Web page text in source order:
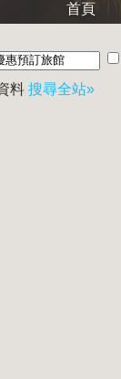
首頁
料 搜尋全站»